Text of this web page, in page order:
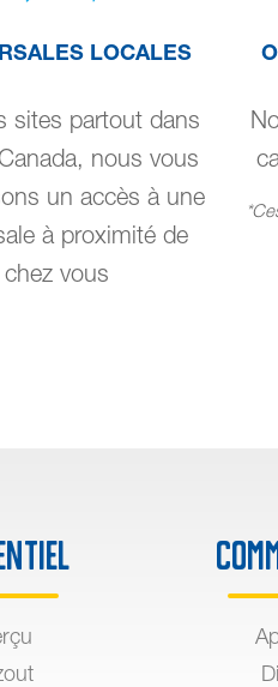
LOCALES
sites partout dans
nous vous
un accès à une
à proximité de
chez vous